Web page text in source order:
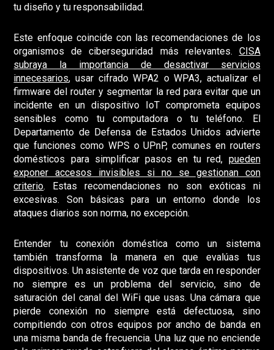
tu diseño y tu responsabilidad.
Este enfoque coincide con las recomendaciones de los
organismos de ciberseguridad más relevantes. CISA
subraya la importancia de desactivar servicios
innecesarios, usar cifrado WPA2 o WPA3, actualizar el
firmware del router y segmentar la red para evitar que un
incidente en un dispositivo IoT comprometa equipos
sensibles como tu computadora o tu teléfono. El
Departamento de Defensa de Estados Unidos advierte
que funciones como WPS o UPnP, comunes en routers
domésticos para simplificar pasos en tu red, pueden
exponer accesos invisibles si no se gestionan con
criterio. Estas recomendaciones no son exóticas ni
excesivas. Son básicas para un entorno donde los
ataques diarios son norma, no excepción.
Entender tu conexión doméstica como un sistema
también transforma la manera en que evalúas tus
dispositivos. Un asistente de voz que tarda en responder
no siempre es un problema del servicio, sino de
saturación del canal del WiFi que usas. Una cámara que
pierde conexión no siempre está defectuosa, sino
compitiendo con otros equipos por ancho de banda en
una misma banda de frecuencia. Una luz que no enciende